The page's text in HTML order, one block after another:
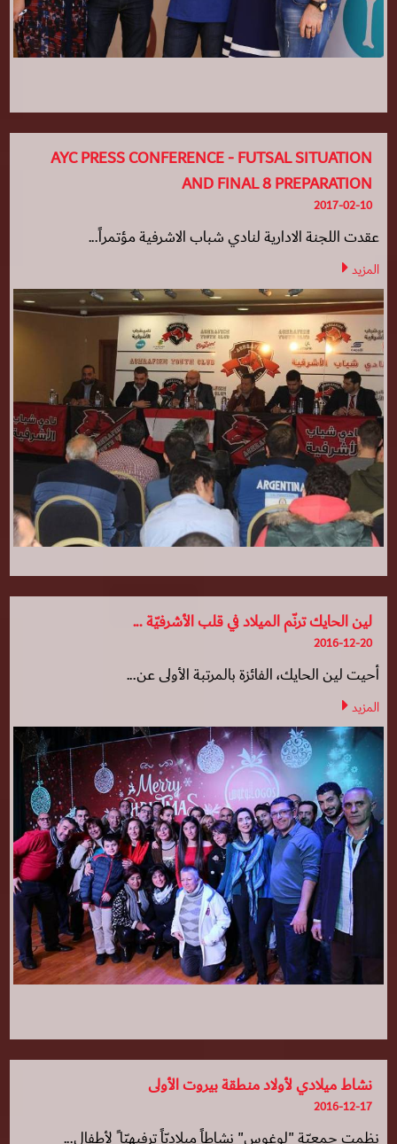
AYC PRESS CONFERENCE - FUTSAL SITUATION
AND FINAL 8 PREPARATION
2017-02-10
عقدت اللجنة الادارية لنادي شباب الاشرفية مؤتمراً...
المزيد
لين الحايك ترنّم الميلاد في قلب الأشرفيّة ...
2016-12-20
أحيت لين الحايك، الفائزة بالمرتبة الأولى عن...
المزيد
نشاط ميلادي لأولاد منطقة بيروت الأولى
2016-12-17
نظمت جمعيّة "لوغوس" نشاطاً ميلاديّاً ترفيهيّا ً لأطفال...